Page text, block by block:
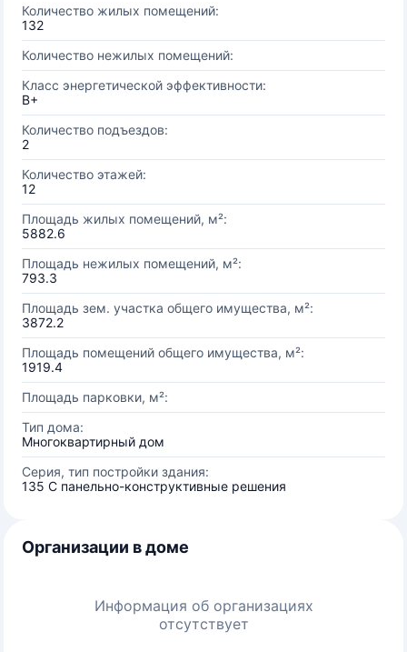
Количество жилых помещений:
132
Количество нежилых помещений:
Класс энергетической эффективности:
B+
Количество подъездов:
2
Количество этажей:
12
Площадь жилых помещений, м²:
5882.6
Площадь нежилых помещений, м²:
793.3
Площадь зем. участка общего имущества, м²:
3872.2
Площадь помещений общего имущества, м²:
1919.4
Площадь парковки, м²:
Тип дома:
Многоквартирный дом
Серия, тип постройки здания:
135 С панельно-конструктивные решения
Организации в доме
Информация об организациях
отсутствует